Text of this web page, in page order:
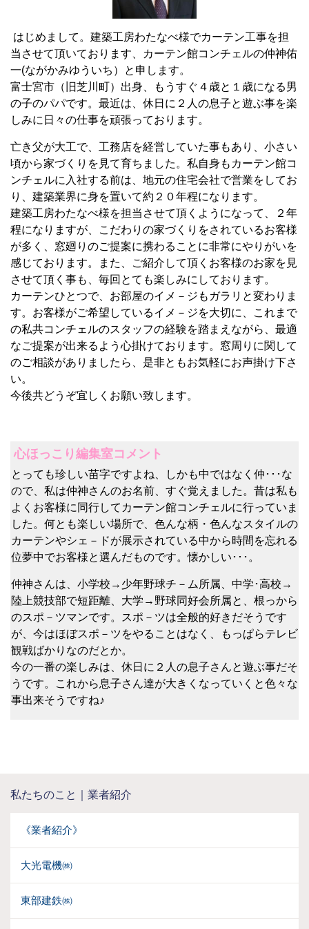
はじめまして。建築工房わたなべ様でカーテン工事を担
当させて頂いております、カーテン館コンチェルの仲神佑
一(ながかみゆういち）と申します。
富士宮市（旧芝川町）出身、もうすぐ４歳と１歳になる男
の子のパパです。最近は、休日に２人の息子と遊ぶ事を楽
しみに日々の仕事を頑張っております。
亡き父が大工で、工務店を経営していた事もあり、小さい
頃から家づくりを見て育ちました。私自身もカーテン館コ
ンチェルに入社する前は、地元の住宅会社で営業をしてお
り、建築業界に身を置いて約２０年程になります。
建築工房わたなべ様を担当させて頂くようになって、２年
程になりますが、こだわりの家づくりをされているお客様
が多く、窓廻りのご提案に携わることに非常にやりがいを
感じております。また、ご紹介して頂くお客様のお家を見
させて頂く事も、毎回とても楽しみにしております。
カーテンひとつで、お部屋のイメ－ジもガラリと変わりま
す。お客様がご希望しているイメ－ジを大切に、これまで
の私共コンチェルのスタッフの経験を踏まえながら、最適
なご提案が出来るよう心掛けております。窓周りに関して
のご相談がありましたら、是非ともお気軽にお声掛け下さ
い。
今後共どうぞ宜しくお願い致します。
心ほっこり編集室コメント
とっても珍しい苗字ですよね、しかも中ではなく仲･･･な
ので、私は仲神さんのお名前、すぐ覚えました。昔は私も
よくお客様に同行してカーテン館コンチェルに行っていま
した。何とも楽しい場所で、色んな柄・色んなスタイルの
カーテンやシェ－ドが展示されている中から時間を忘れる
位夢中でお客様と選んだものです。懐かしい･･･。
仲神さんは、小学校→少年野球チ－ム所属、中学･高校→
陸上競技部で短距離、大学→野球同好会所属と、根っから
のスポ－ツマンです。スポ－ツは全般的好きだそうです
が、今はほぼスポ－ツをやることはなく、もっぱらテレビ
観戦ばかりなのだとか。
今の一番の楽しみは、休日に２人の息子さんと遊ぶ事だそ
うです。これから息子さん達が大きくなっていくと色々な
事出来そうですね♪
私たちのこと｜業者紹介
《業者紹介》
大光電機㈱
東部建鉄㈱